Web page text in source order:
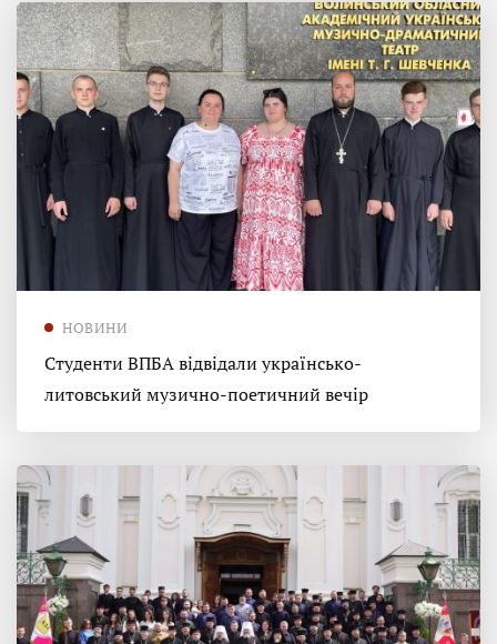
НОВИНИ
Студенти ВПБА відвідали українсько-
литовський музично-поетичний вечір